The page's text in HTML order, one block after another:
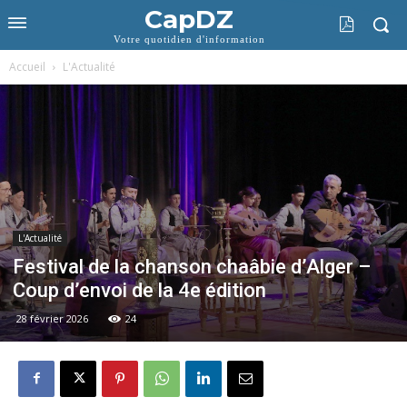
CapDZ
Votre quotidien d'information
Accueil L'Actualité
L'Actualité
Festival de la chanson chaâbie d’Alger –
Coup d’envoi de la 4e édition
28 février 2026 24